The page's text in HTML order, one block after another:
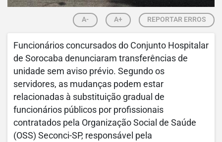
A- A+ REPORTAR ERROS
Funcionários concursados do Conjunto Hospitalar
de Sorocaba denunciaram transferências de
unidade sem aviso prévio. Segundo os
servidores, as mudanças podem estar
relacionadas à substituição gradual de
funcionários públicos por profissionais
contratados pela Organização Social de Saúde
(OSS) Seconci-SP, responsável pela